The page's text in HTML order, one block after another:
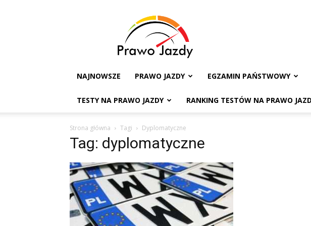
Testy
Prawo
Jazdy
NAJNOWSZE PRAWO JAZDY EGZAMIN PAŃSTWOWY
TESTY NA PRAWO JAZDY RANKING TESTÓW NA PRAWO
Strona główna Tagi Dyplomatyczne
Tag: dyplomatyczne